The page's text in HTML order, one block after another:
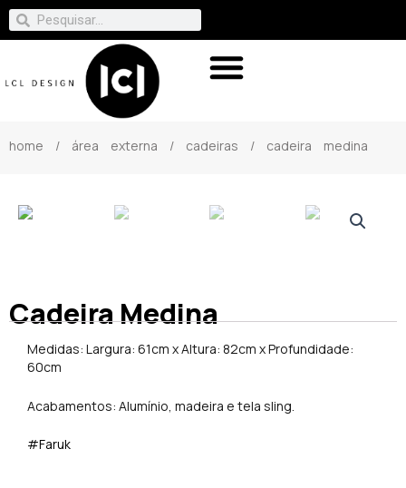
home / área externa / cadeiras / cadeira medina
Cadeira Medina
Medidas: Largura: 61cm x Altura: 82cm x Profundidade:
60cm
Acabamentos: Alumínio, madeira e tela sling.
#Faruk